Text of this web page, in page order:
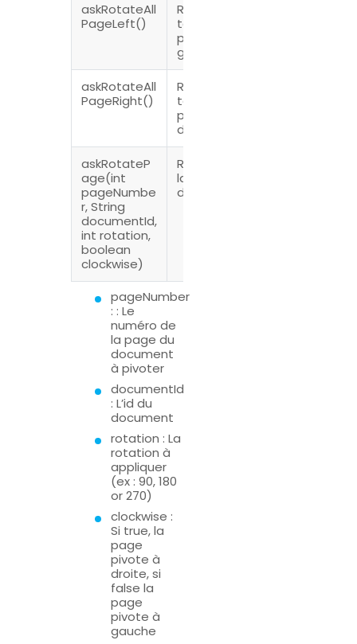
askRotateAll
PageLeft()
Rotation de
toutes les
pages sur la
gauche
askRotateAll
PageRight()
Rotation de
toutes les
pages sur la
droite
askRotateP
age(int
pageNumbe
r, String
documentId,
int rotation,
boolean
clockwise)
Rotation de
la page du
document
pageNumber
: : Le
numéro de
la page du
document
à pivoter
documentId
: L’id du
document
rotation : La
rotation à
appliquer
(ex : 90, 180
or 270)
clockwise :
Si true, la
page
pivote à
droite, si
false la
page
pivote à
gauche